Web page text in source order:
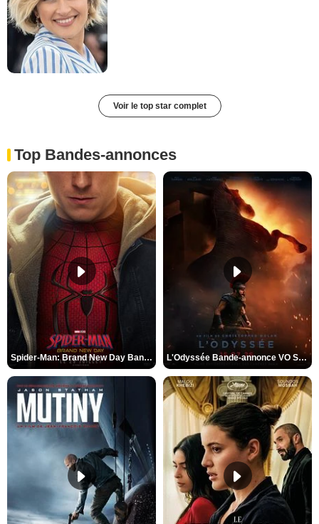
Voir le top star complet
Top Bandes-annonces
Spider-Man: Brand New Day Bande-annonce VO STFR L'Odyssée Bande-annonce VO STFR